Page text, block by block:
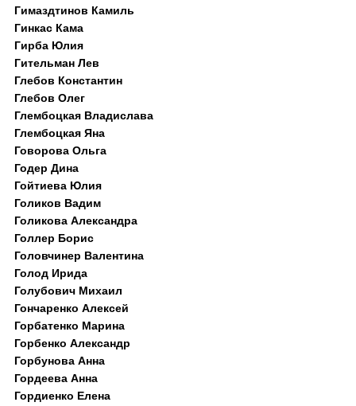
Гимаздтинов Камиль
Гинкас Кама
Гирба Юлия
Гительман Лев
Глебов Константин
Глебов Олег
Глембоцкая Владислава
Глембоцкая Яна
Говорова Ольга
Годер Дина
Гойтиева Юлия
Голиков Вадим
Голикова Александра
Голлер Борис
Головчинер Валентина
Голод Ирида
Голубович Михаил
Гончаренко Алексей
Горбатенко Марина
Горбенко Александр
Горбунова Анна
Гордеева Анна
Гордиенко Елена